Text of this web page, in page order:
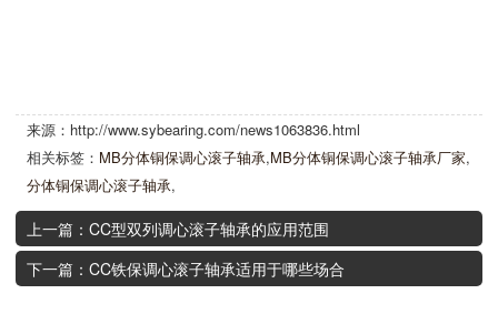
来源：http://www.sybearing.com/news1063836.html
相关标签： MB分体铜保调心滚子轴承,MB分体铜保调心滚子轴承厂家,
分体铜保调心滚子轴承,
上一篇：CC型双列调心滚子轴承的应用范围
下一篇：CC铁保调心滚子轴承适用于哪些场合